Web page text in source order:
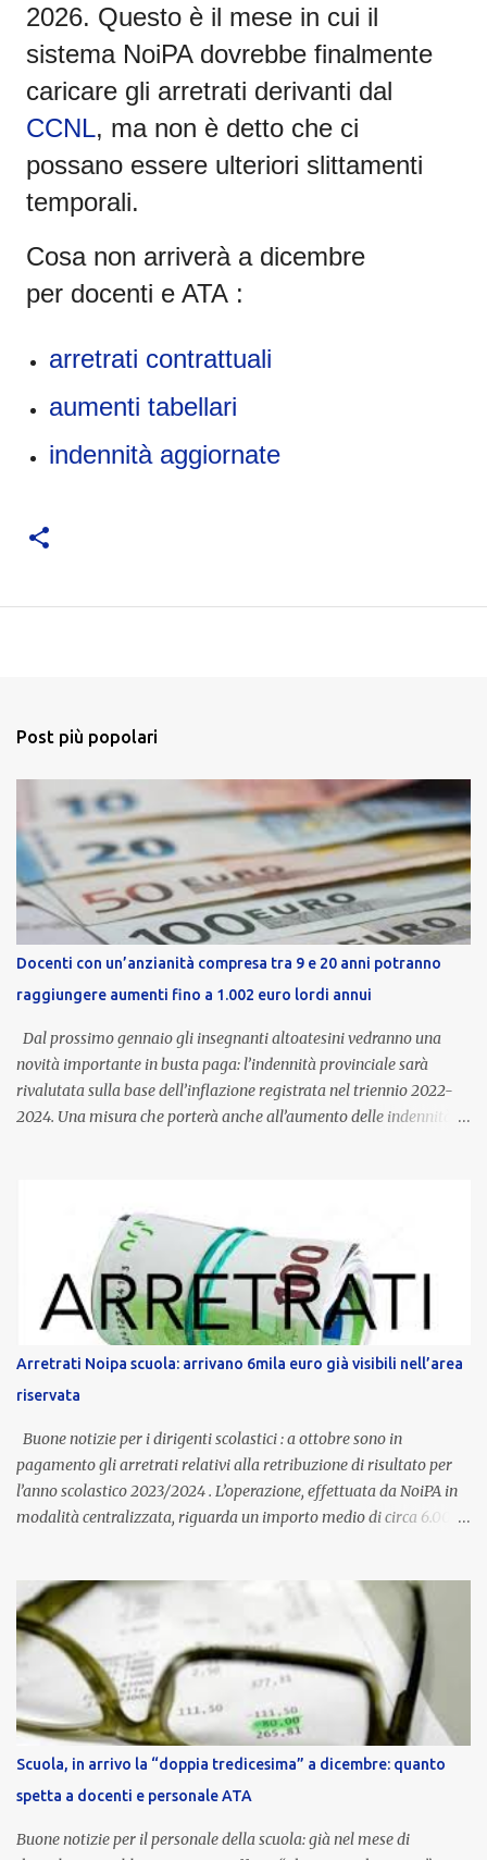
2026. Questo è il mese in cui il
sistema NoiPA dovrebbe finalmente
caricare gli arretrati derivanti dal
CCNL, ma non è detto che ci
possano essere ulteriori slittamenti
temporali.
Cosa non arriverà a dicembre
per docenti e ATA :
arretrati contrattuali
aumenti tabellari
indennità aggiornate
Post più popolari
Docenti con un’anzianità compresa tra 9 e 20 anni potranno
raggiungere aumenti fino a 1.002 euro lordi annui
Dal prossimo gennaio gli insegnanti altoatesini vedranno una
novità importante in busta paga: l’indennità provinciale sarà
rivalutata sulla base dell’inflazione registrata nel triennio 2022-
2024. Una misura che porterà anche all’aumento delle indennità di
dedicato alle donne vittime di violenza di genere, in linea con la
normativa nazionale e con l’obiettivo di offrire maggiore tutela e
supporto in situazioni delicate. L’indennità provinciale per i docenti
è un unicum in Italia: si tratta di una misura esclusiva della
Provincia autonoma di Bolzano, che integra in maniera stabile lo
stipendio nazionale grazie alle prerogative garantite
dall’autonomia locale. Non è un bonus temporaneo né un
compenso accessorio, ma una voce strutturale di retribuzione,
aggiornata periodicamente in base al cost...
Arretrati Noipa scuola: arrivano 6mila euro già visibili nell’area
riservata
Buone notizie per i dirigenti scolastici : a ottobre sono in
pagamento gli arretrati relativi alla retribuzione di risultato per
l’anno scolastico 2023/2024 . L’operazione, effettuata da NoiPA in
modalità centralizzata, riguarda un importo medio di circa 6.000
ordinaria di ottobre . Cos’è la retribuzione di risultato La
retribuzione di risultato rappresenta la parte variabile dello
stipendio dei dirigenti scolastici. Viene corrisposta per valorizzare
la qualità dell’attività svolta, la gestione delle risorse e il
raggiungimento degli obiettivi fissati dal Ministero dell’Istruzione
e del Merito (MIM) . Per l’anno scolastico 2023/2024, il MIM ha
completato la procedura di valutazione e trasmesso i dati a NoiPA,
che ha poi disposto la liquidazione automatica in busta paga . Gli
importi e le trattenute L’importo medio lordo riconosciuto è di 6....
Scuola, in arrivo la “doppia tredicesima” a dicembre: quanto
spetta a docenti e personale ATA
Buone notizie per il personale della scuola: già nel mese di